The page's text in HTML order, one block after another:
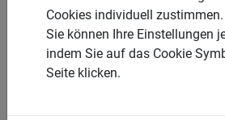
FALLROHR
Cookies individuell zustimmen.
Sie können Ihre Einstellungen
indem Sie auf das Cookie
Seite klicken.